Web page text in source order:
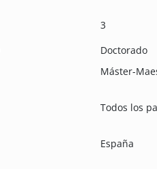
3
Doctorado
Máster-
Todos los
España